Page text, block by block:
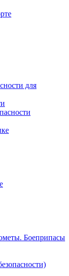
для
Боеприпасы